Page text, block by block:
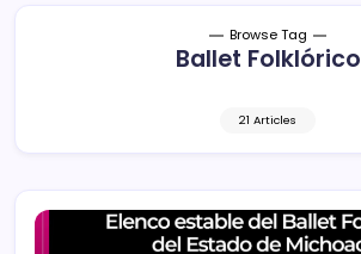
Browse Tag
Ballet Folklórico
21 Articles